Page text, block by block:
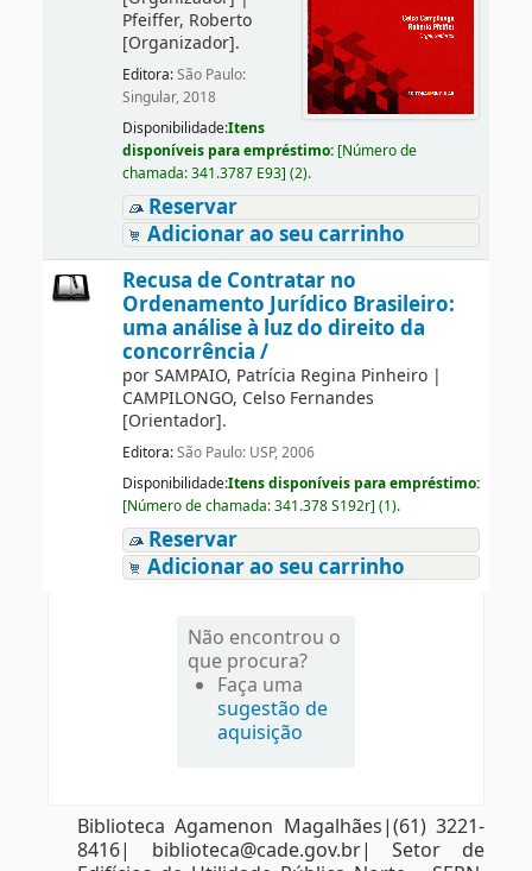
Pfeiffer, Roberto
[Organizador].
Editora:São Paulo:
Singular, 2018
Disponibilidade:Itens
disponíveis para empréstimo: [Número de
chamada:341.3787 E93] (2).
Reservar
Adicionar ao seu carrinho
Recusa de Contratar no
Ordenamento Jurídico Brasileiro:
uma análise à luz do direito da
concorrência /
porSAMPAIO, Patrícia Regina Pinheiro|
CAMPILONGO, Celso Fernandes
[Orientador].
Editora:São Paulo: USP, 2006
Disponibilidade:Itens disponíveis para empréstimo:
[Número de chamada:341.378 S192r] (1).
Reservar
Adicionar ao seu carrinho
Não encontrou o
que procura?
Faça uma
sugestão de
aquisição
Biblioteca Agamenon Magalhães|(61) 3221-
8416| biblioteca@cade.gov.br| Setor de